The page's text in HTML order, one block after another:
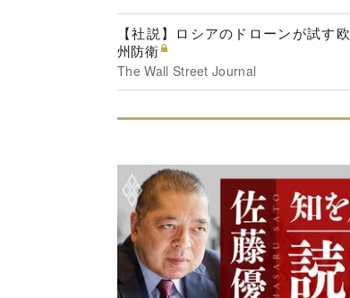
【社説】ロシアのドローンが試す欧
州防衛
The Wall Street Journal